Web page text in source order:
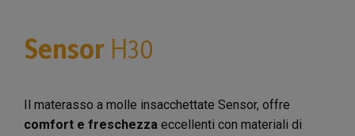
Sensor H30
Il materasso a molle insacchettate Sensor, offre
comfort e freschezza eccellenti con materiali di